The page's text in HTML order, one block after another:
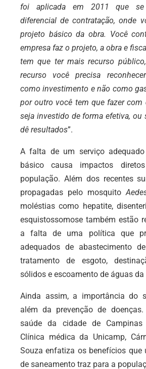
foi aplicada em 2011 que se
diferencial de contratação, onde
projeto básico da obra. Você
empresa faz o projeto, a obra e
tem que ter mais recurso
recurso você precisa
como investimento e não como
por outro você tem que fazer com
seja investido de forma efetiva, ou
dê resultados”.
A falta de um serviço
básico causa impactos
população. Além dos recentes
propagadas pelo mosquito
moléstias como hepatite,
esquistossomose também estão
a falta de uma política que
adequados de abastecimento
tratamento de esgoto,
sólidos e escoamento de águas da
Ainda assim, a importância do
além da prevenção de
saúde da cidade de
Clínica médica da Unicamp,
Souza enfatiza os benefícios que
de saneamento traz para a